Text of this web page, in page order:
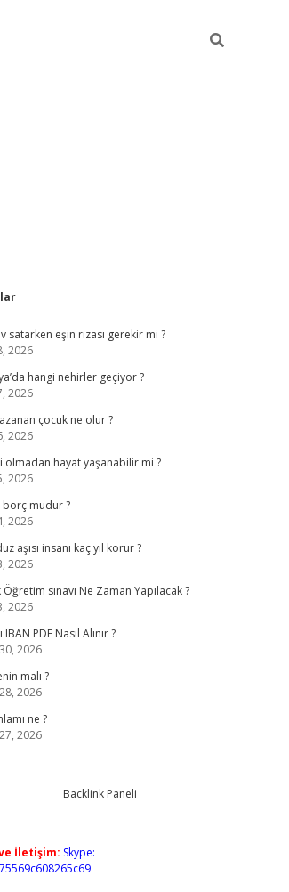
satarken eşin rızası gerekir mi ?
2026
hangi nehirler geçiyor ?
2026
çocuk ne olur ?
2026
olmadan hayat yaşanabilir mi ?
2026
mudur ?
2026
aşısı insanı kaç yıl korur ?
2026
Öğretim sınavı Ne Zaman Yapılacak ?
2026
IBAN PDF Nasıl Alınır ?
2026
malı ?
2026
ne ?
2026
İletişim: Skype: